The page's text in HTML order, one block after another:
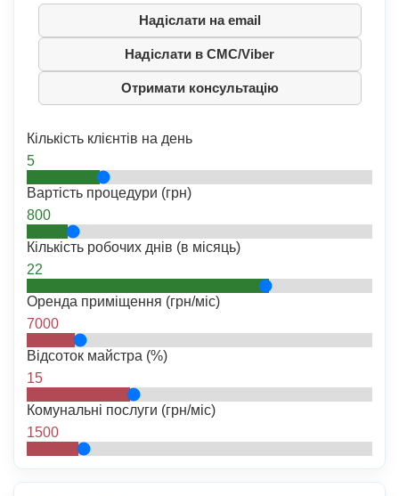
Надіслати на email
Надіслати в СМС/Viber
Отримати консультацію
Кількість клієнтів на день
5
Вартість процедури (грн)
800
Кількість робочих днів (в місяць)
22
Оренда приміщення (грн/міс)
7000
Відсоток майстра (%)
15
Комунальні послуги (грн/міс)
1500